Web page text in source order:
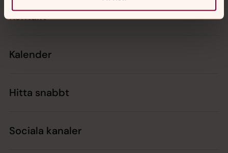
Kontakt
Kalender
Hitta snabbt
Sociala kanaler